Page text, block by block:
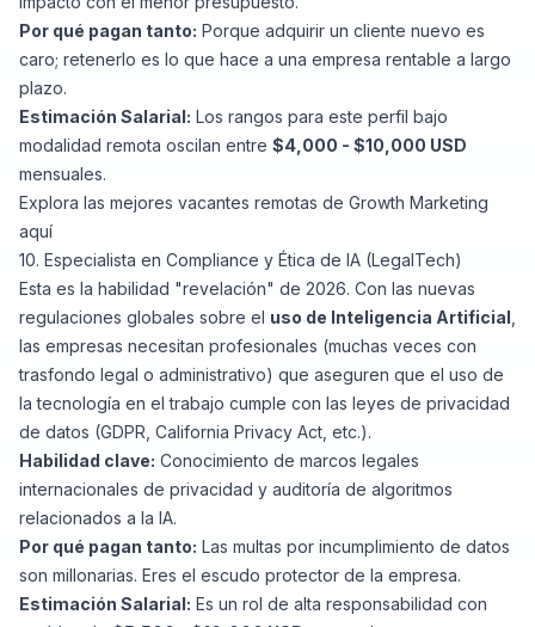
Por qué pagan tanto: Porque adquirir un cliente nuevo es
caro; retenerlo es lo que hace a una empresa rentable a largo
plazo.
Estimación Salarial: Los rangos para este perfil bajo
modalidad remota oscilan entre $4,000 - $10,000 USD
mensuales.
Explora las mejores vacantes remotas de Growth Marketing
aquí
10. Especialista en Compliance y Ética de IA (LegalTech)
Esta es la habilidad "revelación" de 2026. Con las nuevas
regulaciones globales sobre el uso de Inteligencia Artificial
las empresas necesitan profesionales (muchas veces con
trasfondo legal o administrativo) que aseguren que el uso de
la tecnología en el trabajo cumple con las leyes de privacidad
de datos (GDPR, California Privacy Act, etc.).
Habilidad clave: Conocimiento de marcos legales
internacionales de privacidad y auditoría de algoritmos
relacionados a la IA.
Por qué pagan tanto: Las multas por incumplimiento de datos
son millonarias. Eres el escudo protector de la empresa.
Estimación Salarial: Es un rol de alta responsabilidad con